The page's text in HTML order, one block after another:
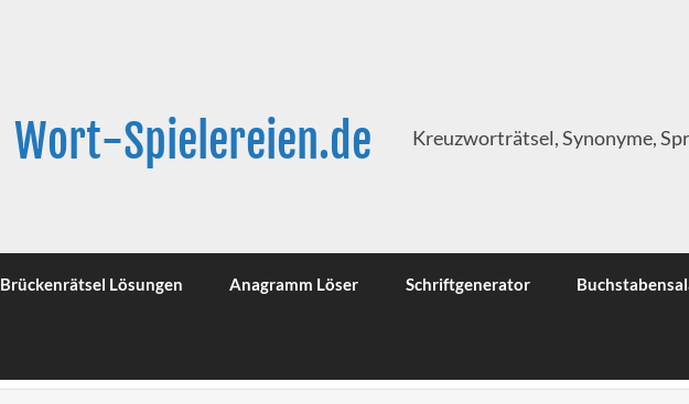
Wort-Spielereien.de Kreuzworträtsel, Synonyme,
Brückenrätsel Lösungen Anagramm Löser Schriftgenerator